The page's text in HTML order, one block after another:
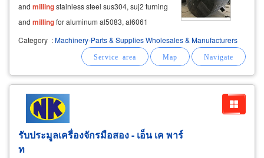
and millingstainless steel sus304, suj2 turning
and millingfor aluminum al5083, al6061
machined for engineering plastics, pom, pe,
Category :Machinery-Parts & Supplies Wholesales & Manufacturers
รับประมูลเครื่องจักรมือสอง - เอ็น เค พาร์
ท